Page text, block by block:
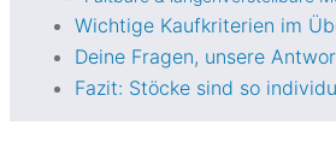
Wichtige Kaufkriterien im
Deine Fragen, unsere
Fazit: Stöcke sind so